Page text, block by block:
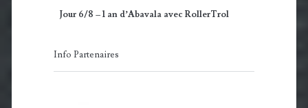
Jour 6/8 – 1 an d’Abavala avec RollerTrol
Info Partenaires